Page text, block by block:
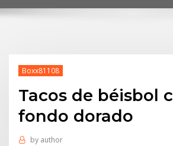
Boxx81108
Tacos de béisbol
fondo dorado
by author